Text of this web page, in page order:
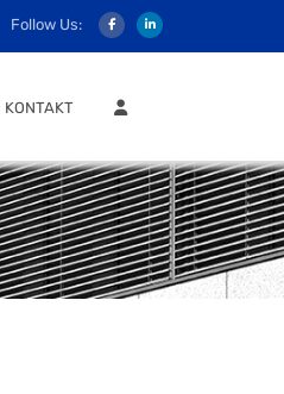
Follow Us:
KONTAKT MITGLIEDER LOGIN